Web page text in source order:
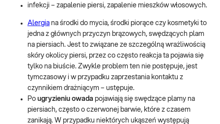
infekcji – zapalenie piersi, zapalenie mieszków włosowych.
Alergia na środki do mycia, środki piorące czy kosmetyki to
jedna z głównych przyczyn brązowych, swędzących plam
na piersiach. Jest to związane ze szczególną wrażliwością
skóry okolicy piersi, przez co często reakcja ta pojawia się
tylko na biuście. Zwykle problem ten nie postępuje, jest
tymczasowy i w przypadku zaprzestania kontaktu z
czynnikiem drażniącym – ustępuje.
Po ugryzieniu owada pojawiają się swędzące plamy na
piersiach, często o czerwonej barwie, które z czasem
zanikają. W przypadku niektórych ukąszeń występują